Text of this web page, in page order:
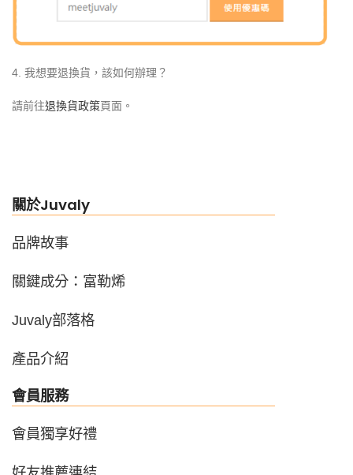
4. 我想要退換貨，該如何辦理？
請前往退換貨政策頁面。
關於Juvaly
品牌故事
關鍵成分：富勒烯
Juvaly部落格
產品介紹
會員服務
會員獨享好禮